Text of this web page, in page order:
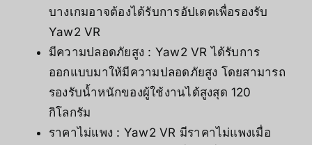
บางเกมอาจต้องได้รับการอัปเดตเพื่อรองรับ
Yaw2 VR
มีความปลอดภัยสูง : Yaw2 VR ได้รับการ
ออกแบบมาให้มีความปลอดภัยสูง โดยสามารถ
รองรับน้ำหนักของผู้ใช้งานได้สูงสุด 120
กิโลกรัม
ราคาไม่แพง : Yaw2 VR มีราคาไม่แพงเมื่อ